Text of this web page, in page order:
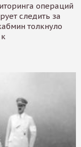
операций
следить за
толкнуло